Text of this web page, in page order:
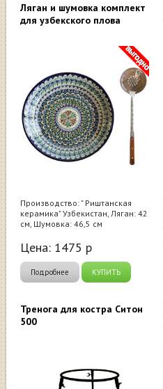
Ляган и шумовка комплект
для узбекского плова
Производство: " Риштанская
керамика" Узбекистан, Ляган: 42
см, Шумовка: 46,5 см
Цена: 1475 р
Подробнее КУПИТЬ
Тренога для костра Ситон
500